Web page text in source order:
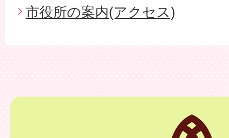
市役所の案内(アクセス)